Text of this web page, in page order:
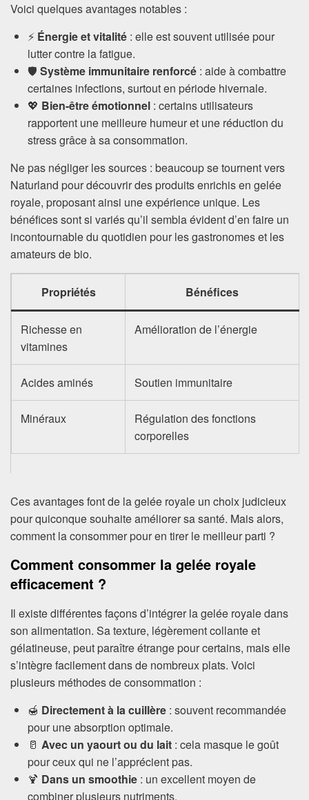
Voici quelques avantages notables :
⚡ Énergie et vitalité : elle est souvent utilisée pour
lutter contre la fatigue.
🛡️ Système immunitaire renforcé : aide à combattre
certaines infections, surtout en période hivernale.
💖 Bien-être émotionnel : certains utilisateurs
rapportent une meilleure humeur et une réduction du
stress grâce à sa consommation.
Ne pas négliger les sources : beaucoup se tournent vers
Naturland pour découvrir des produits enrichis en gelée
royale, proposant ainsi une expérience unique. Les
bénéfices sont si variés qu’il sembla évident d’en faire un
incontournable du quotidien pour les gastronomes et les
amateurs de bio.
Propriétés Bénéfices
Richesse en
vitamines
Amélioration de l’énergie
Acides aminés Soutien immunitaire
Minéraux
Régulation des fonctions
corporelles
Ces avantages font de la gelée royale un choix judicieux
pour quiconque souhaite améliorer sa santé. Mais alors,
comment la consommer pour en tirer le meilleur parti ?
Comment consommer la gelée royale
efficacement ?
Il existe différentes façons d’intégrer la gelée royale dans
son alimentation. Sa texture, légèrement collante et
gélatineuse, peut paraître étrange pour certains, mais elle
s’intègre facilement dans de nombreux plats. Voici
plusieurs méthodes de consommation :
🍯 Directement à la cuillère : souvent recommandée
pour une absorption optimale.
🥛 Avec un yaourt ou du lait : cela masque le goût
pour ceux qui ne l’apprécient pas.
🍹 Dans un smoothie : un excellent moyen de
combiner plusieurs nutriments.